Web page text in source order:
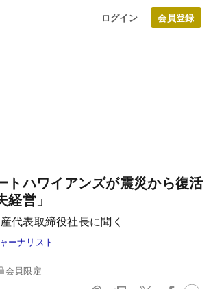
ログイン
トハワイアンズが震災から復活
営」
代表取締役社長に聞く
ーナリスト
会員限定